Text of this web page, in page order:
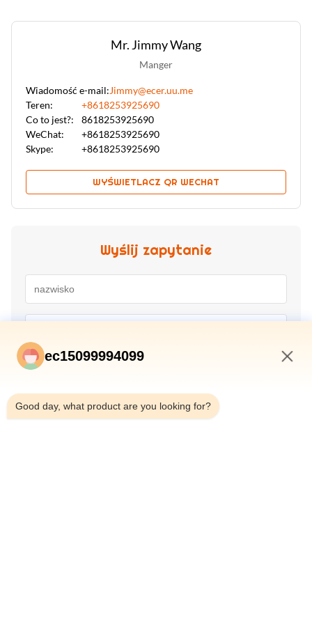
Mr. Jimmy Wang
Manger
Wiadomość e-mail:Jimmy@ecer.uu.me
Teren:
+8618253925690
Co to jest?:
8618253925690
WeChat:
+8618253925690
Skype:
+8618253925690
WYŚWIETLACZ QR WECHAT
Wyślij zapytanie
ec15099994099
Good day, what product are you looking for?